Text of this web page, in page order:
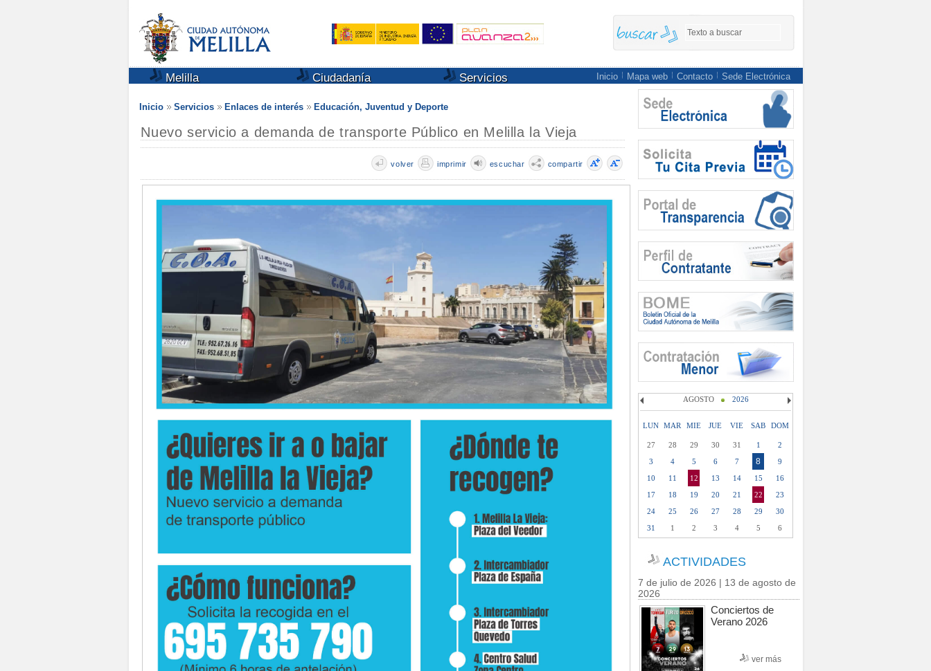
Melilla Ciudadanía Servicios Inicio Mapa web Contacto Sede Electrónica
Inicio Servicios Enlaces de interés Educación, Juventud y Deporte
Nuevo servicio a demanda de transporte Público en Melilla la Vieja
compartir
escuchar
imprimir
volver
AGOSTO 2026
LUN MAR MIE JUE VIE SAB DOM
27 28 29 30 31 1
2
3
4 5 6 7 8
9
10
11 12 13 14 15
16
17
18 19 20 21 22
23
24
25 26 27 28 29
30
31
1 2 3 4 5 6
ACTIVIDADES
7 de julio de 2026 | 13 de agosto de
2026
Conciertos de
Verano 2026
ver más